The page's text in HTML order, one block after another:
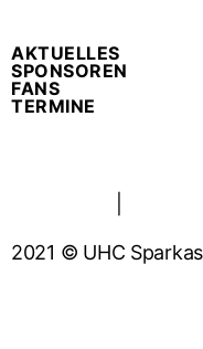
AKTUELLES
SPONSOREN
FANS
TERMINE
2021 © UHC